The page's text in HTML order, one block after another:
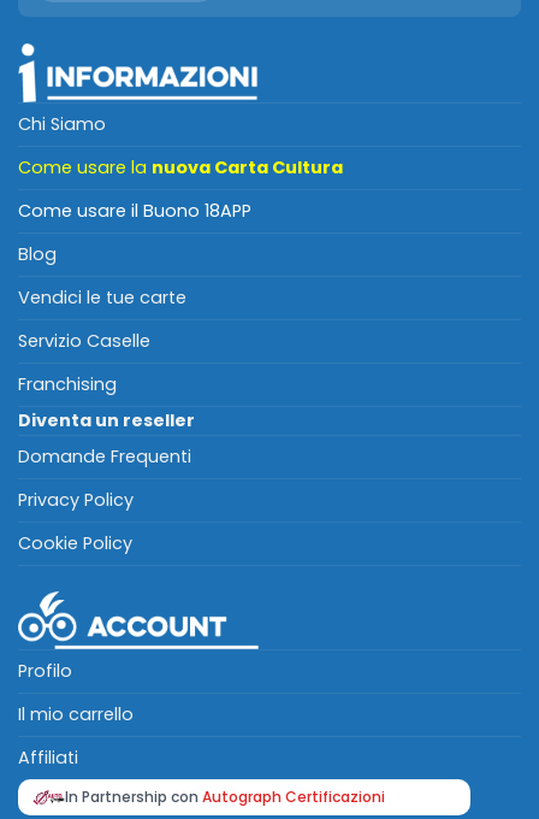
Chi Siamo
Come usare la nuova Carta Cultura
Come usare il Buono 18APP
Blog
Vendici le tue carte
Servizio Caselle
Franchising
Diventa un reseller
Domande Frequenti
Privacy Policy
Cookie Policy
Profilo
Il mio carrello
Affiliati
In Partnership con Autograph Certificazioni